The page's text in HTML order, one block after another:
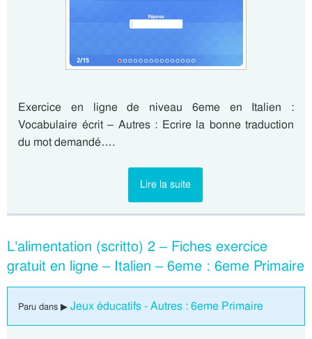
Exercice en ligne de niveau 6eme en Italien :
Vocabulaire écrit – Autres : Ecrire la bonne traduction
du mot demandé….
Lire la suite
L’alimentation (scritto) 2 – Fiches exercice
gratuit en ligne – Italien – 6eme : 6eme Primaire
Paru dans ▶ Jeux éducatifs - Autres : 6eme Primaire